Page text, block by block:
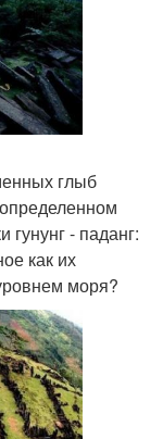
глыб
гунунг - паданг:
как их
моря?